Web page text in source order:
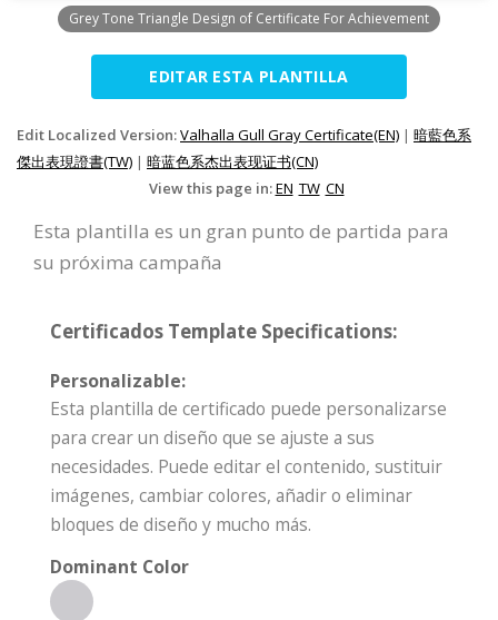
Grey Tone Triangle Design of Certificate For Achievement
EDITAR ESTA PLANTILLA
Edit Localized Version:Valhalla Gull Gray Certificate(EN) | 暗藍色系
傑出表現證書(TW) | 暗蓝色系杰出表现证书(CN)
View this page in:EN TW CN
Esta plantilla es un gran punto de partida para
su próxima campaña
Certificados Template Specifications:
Personalizable:
Esta plantilla de certificado puede personalizarse
para crear un diseño que se ajuste a sus
necesidades. Puede editar el contenido, sustituir
imágenes, cambiar colores, añadir o eliminar
bloques de diseño y mucho más.
Dominant Color